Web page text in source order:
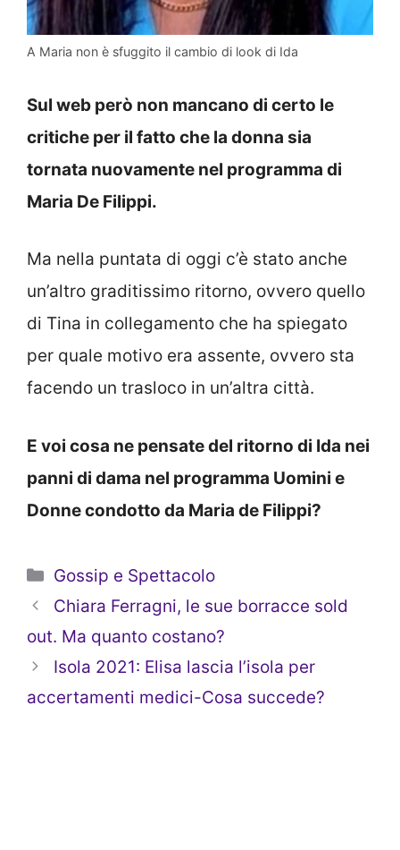
A Maria non è sfuggito il cambio di look di Ida
Sul web però non mancano di certo le
critiche per il fatto che la donna sia
tornata nuovamente nel programma di
Maria De Filippi.
Ma nella puntata di oggi c’è stato anche
un’altro graditissimo ritorno, ovvero quello
di Tina in collegamento che ha spiegato
per quale motivo era assente, ovvero sta
facendo un trasloco in un’altra città.
E voi cosa ne pensate del ritorno di Ida nei
panni di dama nel programma Uomini e
Donne condotto da Maria de Filippi?
Categorie
Gossip e Spettacolo
Chiara Ferragni, le sue borracce sold
out. Ma quanto costano?
Isola 2021: Elisa lascia l’isola per
accertamenti medici-Cosa succede?